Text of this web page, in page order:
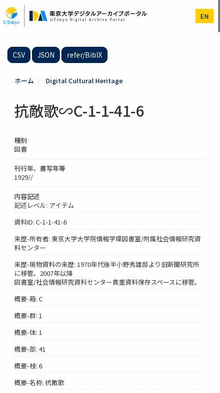
イ
ン
EN
CSV JSON refer/BibIX
ホーム Digital Cultural Heritage
抗敵歌∽C-1-1-41-6
種別
図書
刊行年、書写年等
1929//
内容記述
記述レベル: アイテム
資料ID: C-1-1-41-6
来歴-所有者: 東京大学大学院情報学環図書室/附属社会情報研究資
料センター
来歴-現物資料の来歴: 1970年代後半小野秀雄邸より旧新聞研究所
に移管。2007年以降
図書室/社会情報研究資料センター貴重資料保存スペースに移管。
概要-箱: C
概要-群: 1
概要-体: 1
概要-部: 41
概要-枝: 6
概要-名称: 抗敵歌